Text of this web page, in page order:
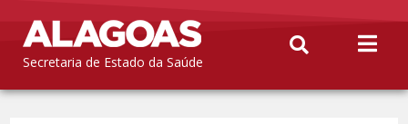
Secretaria de Estado da Saúde